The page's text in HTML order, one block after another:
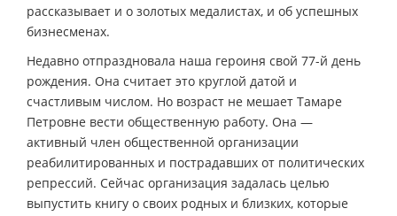
рассказывает и о золотых медалистах, и об успешных
бизнесменах.
Недавно отпраздновала наша героиня свой 77-й день
рождения. Она считает это круглой датой и
счастливым числом. Но возраст не мешает Тамаре
Петровне вести общественную работу. Она —
активный член общественной организации
реабилитированных и пострадавших от политических
репрессий. Сейчас организация задалась целью
выпустить книгу о своих родных и близких, которые